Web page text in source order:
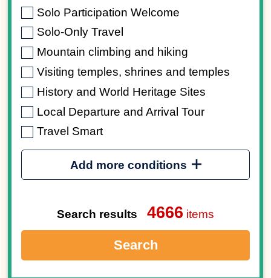
Solo Participation Welcome
Solo-Only Travel
Mountain climbing and hiking
Visiting temples, shrines and temples
History and World Heritage Sites
Local Departure and Arrival Tour
Travel Smart
Add more conditions
Search results 4666 items
Search